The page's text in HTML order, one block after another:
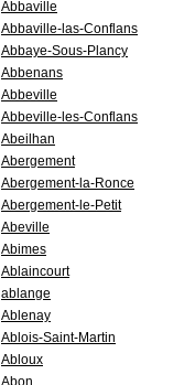
Abbaville
Abbaville-las-Conflans
Abbaye-Sous-Plancy
Abbenans
Abbeville
Abbeville-les-Conflans
Abeilhan
Abergement
Abergement-la-Ronce
Abergement-le-Petit
Abeville
Abimes
Ablaincourt
ablange
Ablenay
Ablois-Saint-Martin
Abloux
Abon